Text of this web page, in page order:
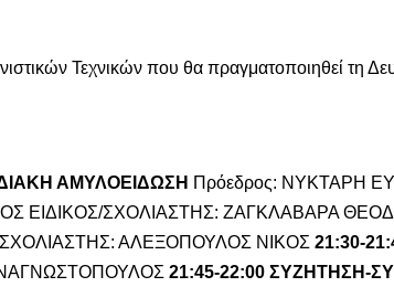
Τεχνικών που θα πραγματοποιηθεί τη
ΑΜΥΛΟΕΙΔΩΣΗ Πρόεδρος: ΝΥΚΤΑΡΗ
ΕΙΔΙΚΟΣ/ΣΧΟΛΙΑΣΤΗΣ: ΖΑΓΚΛΑΒΑΡΑ
ΣΧΟΛΙΑΣΤΗΣ: ΑΛΕΞΟΠΟΥΛΟΣ ΝΙΚΟΣ 21:30-
21:45-22:00 ΣΥΖΗΤΗΣΗ-